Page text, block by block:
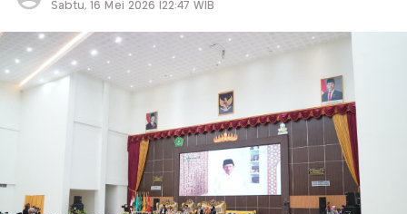
Sabtu, 16 Mei 2026 |22:47 WIB